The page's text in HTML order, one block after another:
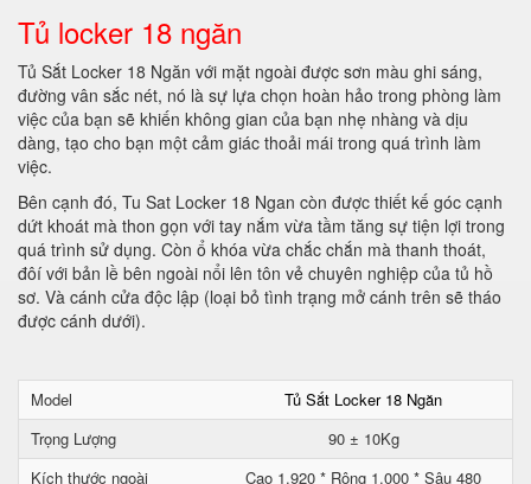
Tủ locker 18 ngăn
Tủ Sắt Locker 18 Ngăn với mặt ngoài được sơn màu ghi sáng,
đường vân sắc nét, nó là sự lựa chọn hoàn hảo trong phòng làm
việc của bạn sẽ khiến không gian của bạn nhẹ nhàng và dịu
dàng, tạo cho bạn một cảm giác thoải mái trong quá trình làm
việc.
Bên cạnh đó, Tu Sat Locker 18 Ngan còn được thiết kế góc cạnh
dứt khoát mà thon gọn với tay nắm vừa tầm tăng sự tiện lợi trong
quá trình sử dụng. Còn ổ khóa vừa chắc chắn mà thanh thoát,
đôí với bản lề bên ngoài nổi lên tôn vẻ chuyên nghiệp của tủ hồ
sơ. Và cánh cửa độc lập (loại bỏ tình trạng mở cánh trên sẽ tháo
được cánh dưới).
Model
Tủ Sắt Locker 18 Ngăn
Trọng Lượng
90 ± 10Kg
Kích thước ngoài
Cao 1.920 * Rộng 1.000 * Sâu 480